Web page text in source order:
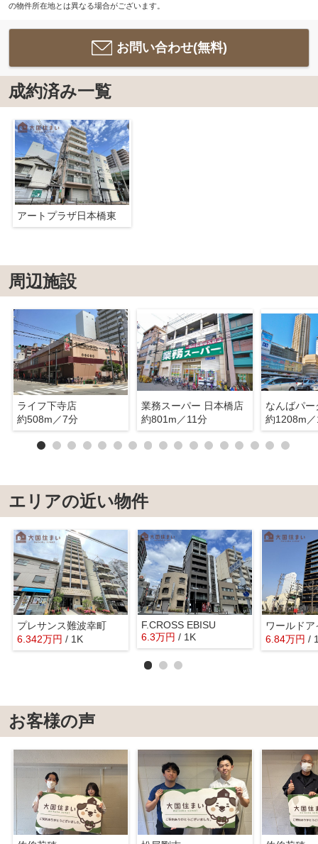
の物件所在地とは異なる場合がございます。
お問い合わせ(無料)
成約済み一覧
アートプラザ日本橋東
周辺施設
ライフ下寺店
約508m／7分
業務スーパー 日本橋店
約801m／11分
約1208m
エリアの近い物件
プレサンス難波幸町
6.342万円 / 1K
F.CROSS EBISU
6.3万円 / 1K 6.84万円 /
お客様の声